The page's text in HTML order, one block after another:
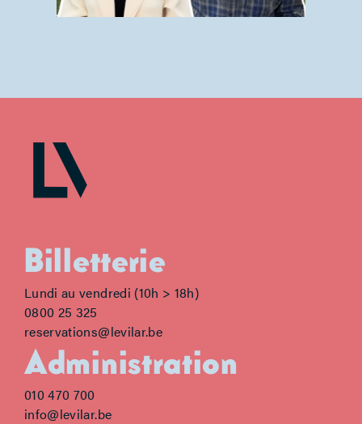
Billetterie
Lundi au vendredi (10h > 18h)
0800 25 325
reservations@levilar.be
Administration
010 470 700
info@levilar.be